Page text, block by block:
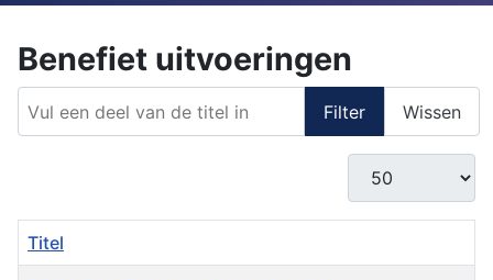
Benefiet uitvoeringen
Filter Wissen
Toon #
Titel